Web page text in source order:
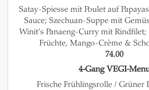
Satay-Spiesse mit Poulet auf
Sauce; Szechuan-Suppe mit
Winit's Panaeng-Curry mit
Früchte, Mango-Crème &
74.00
4-Gang VEGI-
Frische Frühlingsrolle / Grüner